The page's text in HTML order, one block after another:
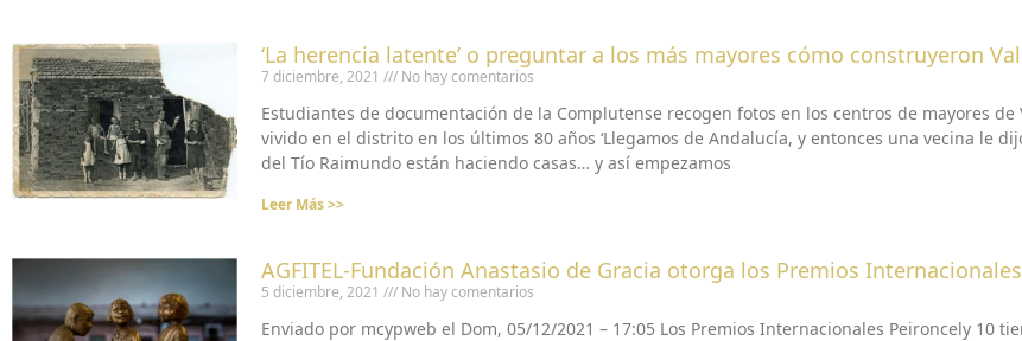
‘La herencia latente’ o preguntar a los más mayores cómo construyeron
7 diciembre, 2021 No hay comentarios
Estudiantes de documentación de la Complutense recogen fotos en los centros de mayores
vivido en el distrito en los últimos 80 años ‘Llegamos de Andalucía, y entonces una vecina le
del Tío Raimundo están haciendo casas… y así empezamos
Leer Más >>
AGFITEL-Fundación Anastasio de Gracia otorga los Premios
5 diciembre, 2021 No hay comentarios
Enviado por mcypweb el Dom, 05/12/2021 – 17:05 Los Premios Internacionales Peironcely 10